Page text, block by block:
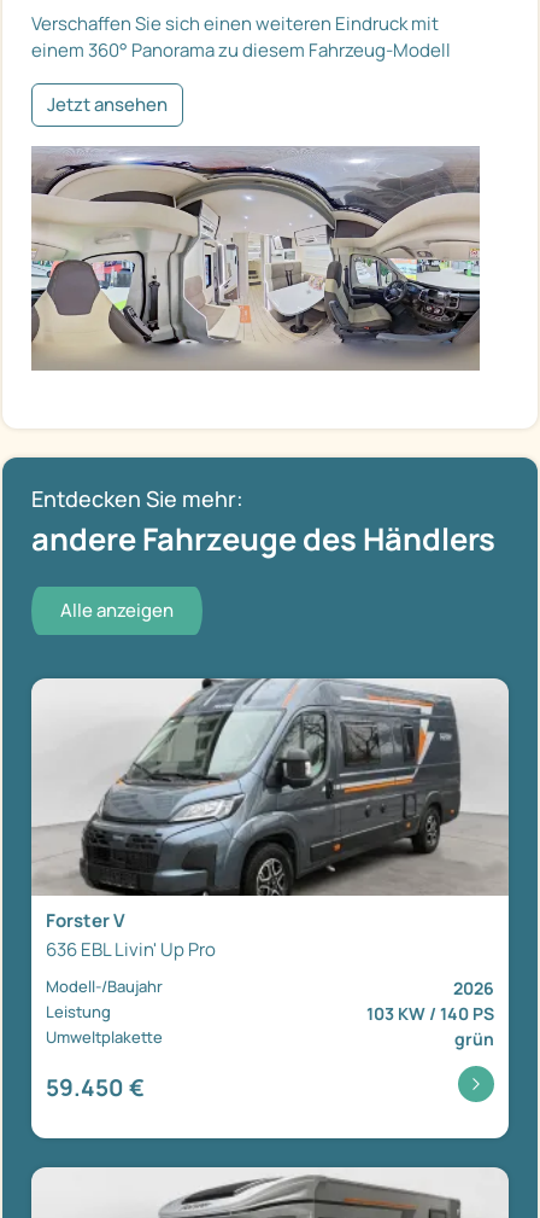
Verschaffen Sie sich einen weiteren Eindruck mit
einem 360° Panorama zu diesem Fahrzeug-Modell
Jetzt ansehen
Entdecken Sie mehr:
andere Fahrzeuge des Händlers
Alle anzeigen
Forster V
636 EBL Livin' Up Pro
Modell-/Baujahr 2026
Leistung 103 KW / 140 PS
Umweltplakette grün
59.450 €